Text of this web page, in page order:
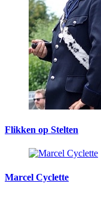
Flikken op Stelten
Marcel Cyclette